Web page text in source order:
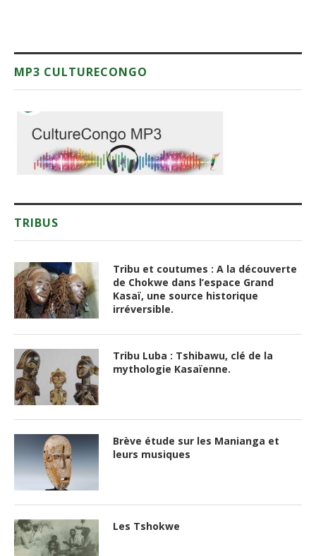
MP3 CULTURECONGO
TRIBUS
Tribu et coutumes : A la découverte
de Chokwe dans l’espace Grand
Kasaï, une source historique
irréversible.
Tribu Luba : Tshibawu, clé de la
mythologie Kasaïenne.
Brève étude sur les Manianga et
leurs musiques
Les Tshokwe